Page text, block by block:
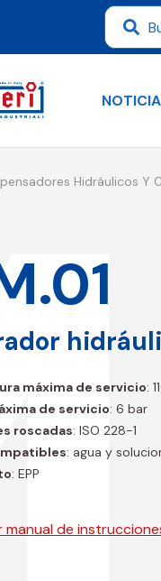
Hidráulicos Y
máxima de servicio:
de servicio: 6 bar
roscadas: ISO 228-1
: agua y
: EPP
manual de